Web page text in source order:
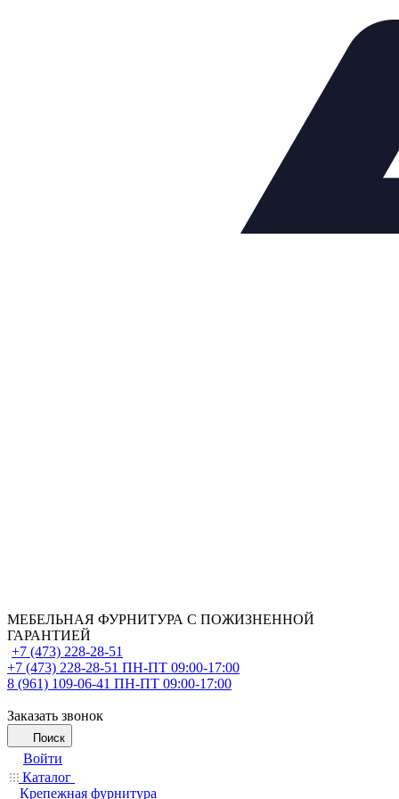
МЕБЕЛЬНАЯ ФУРНИТУРА С ПОЖИЗНЕННОЙ
ГАРАНТИЕЙ
+7 (473) 228-28-51
+7 (473) 228-28-51 ПН-ПТ 09:00-17:00
8 (961) 109-06-41 ПН-ПТ 09:00-17:00
Заказать звонок
Поиск
Войти
Каталог
Крепежная фурнитура